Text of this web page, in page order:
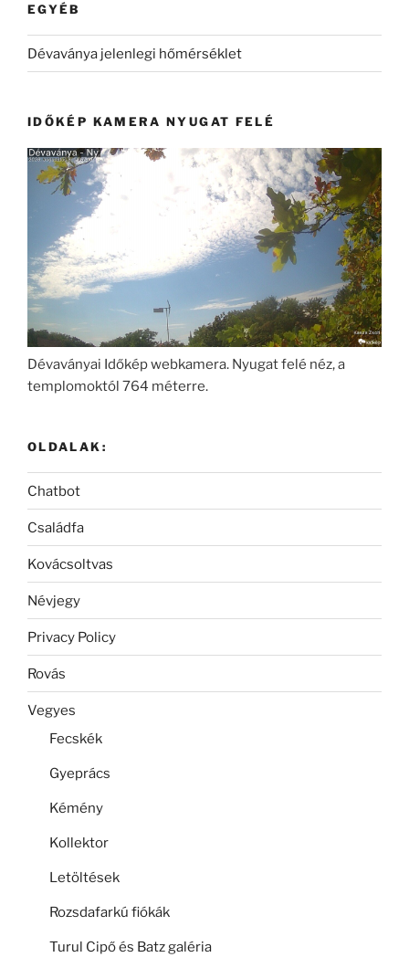
EGYÉB
Dévaványa jelenlegi hőmérséklet
IDŐKÉP KAMERA NYUGAT FELÉ
Dévaványai Időkép webkamera. Nyugat felé néz, a
templomoktól 764 méterre.
OLDALAK:
Chatbot
Családfa
Kovácsoltvas
Névjegy
Privacy Policy
Rovás
Vegyes
Fecskék
Gyeprács
Kémény
Kollektor
Letöltések
Rozsdafarkú fiókák
Turul Cipő és Batz galéria